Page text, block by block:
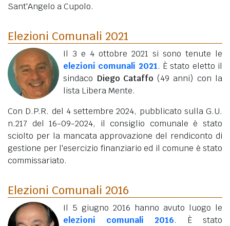
Sant'Angelo a Cupolo.
Elezioni Comunali 2021
Il 3 e 4 ottobre 2021 si sono tenute le
elezioni comunali 2021. È stato eletto il
sindaco Diego Cataffo (49 anni) con la
lista Libera Mente.
Con D.P.R. del 4 settembre 2024, pubblicato sulla G.U.
n.217 del 16-09-2024, il consiglio comunale è stato
sciolto per la mancata approvazione del rendiconto di
gestione per l'esercizio finanziario ed il comune è stato
commissariato.
Elezioni Comunali 2016
Il 5 giugno 2016 hanno avuto luogo le
elezioni comunali 2016. È stato